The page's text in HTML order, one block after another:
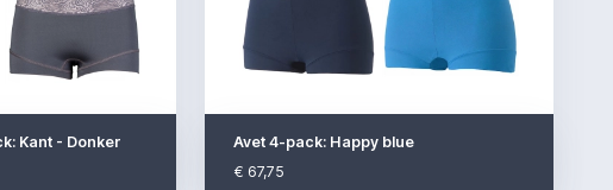
Kant - Donker
Avet 4-pack: Happy blue
€ 67,75